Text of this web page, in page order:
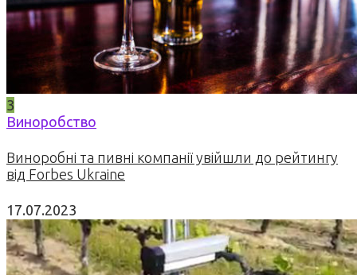
3
Виноробство
Виноробні та пивні компанії увійшли до рейтингу
від Forbes Ukraine
17.07.2023